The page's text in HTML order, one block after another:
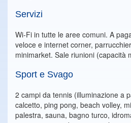
Servizi
Wi-Fi in tutte le aree comuni. A
veloce e internet corner,
minimarket. Sale riunioni (capacità
Sport e Svago
2 campi da tennis (illuminazione a
calcetto, ping pong, beach volley,
palestra, sauna, bagno turco,